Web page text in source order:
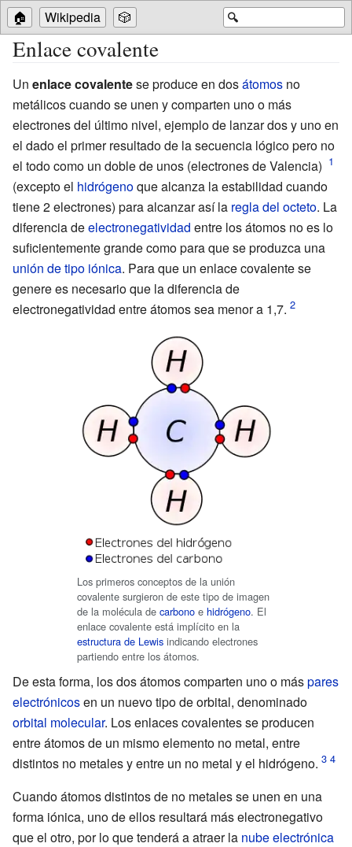
🔍
🏠 Wikipedia 🎲
Enlace covalente
Un enlace covalentese produce en dosátomos no
metálicos cuando se unen y comparten uno o más
electrones del último nivel, ejemplo de lanzar dos y uno en
el dado el primer resultado de la secuencia lógico pero no
el todo como un doble de unos (electrones de Valencia)
(excepto el hidrógenoque alcanza la estabilidad cuando
tiene 2 electrones) para alcanzar así la regla del octeto. La
diferencia deelectronegatividad entre los átomos no es lo
suficientemente grande como para que se produzca una
unión de tipo iónica. Para que un enlace covalente se
genere es necesario que la diferencia de
electronegatividad entre átomos sea menor a 1,7.
Los primeros conceptos de la unión
covalente surgieron de este tipo de imagen
de la molécula de carbono e hidrógeno. El
enlace covalente está implícito en la
estructura de Lewis indicando electrones
partiendo entre los átomos.
De esta forma, los dos átomos comparten uno o máspares
electrónicosen un nuevo tipo de orbital, denominado
orbital molecular. Los enlaces covalentes se producen
entre átomos de un mismo elemento no metal, entre
distintos no metales y entre un no metal y el hidrógeno.
Cuando átomos distintos de no metales se unen en una
forma iónica, uno de ellos resultará más electronegativo
que el otro, por lo que tenderá a atraer la nube electrónica